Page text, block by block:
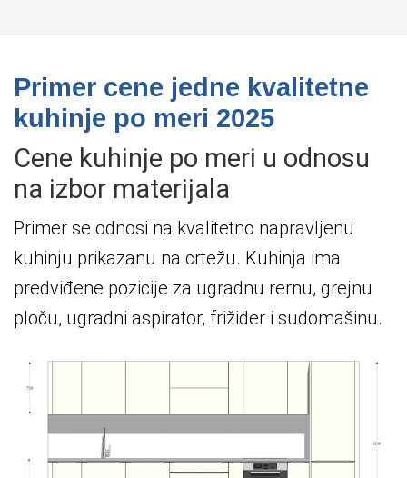
Primer cene jedne kvalitetne
kuhinje po meri 2025
Cene kuhinje po meri u odnosu
na izbor materijala
Primer se odnosi na kvalitetno napravljenu
kuhinju prikazanu na crtežu. Kuhinja ima
predviđene pozicije za ugradnu rernu, grejnu
ploču, ugradni aspirator, frižider i sudomašinu.